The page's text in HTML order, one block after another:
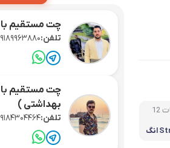
لوازم آرایش موی سر
برس مو
آمپر پیشرفته Strix انگ
چت مستقیم با
تلفن:
چت مستقیم با
بهداشتی )
تلفن: